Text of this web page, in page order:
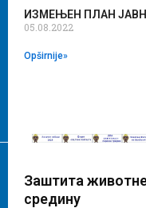
ИЗМЕЊЕН ПЛАН
05.08.2022
Opširnije»
Заштита
средину